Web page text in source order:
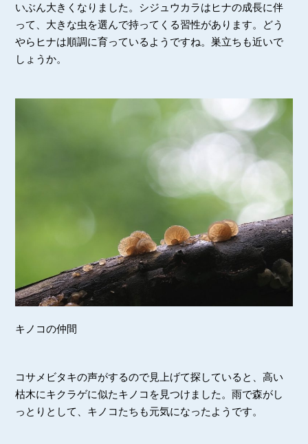
いぶん大きくなりました。シジュウカラはヒナの成長に伴
って、大きな虫を選んで持ってくる習性があります。どう
やらヒナは順調に育っているようですね。巣立ちも近いで
しょうか。
キノコの仲間
コサメビタキの声がするので見上げて探していると、高い
枯木にキクラゲに似たキノコを見つけました。雨で森がし
っとりとして、キノコたちも元気になったようです。